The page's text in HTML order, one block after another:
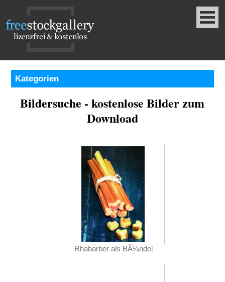
Kategorien
Bildersuche - kostenlose Bilder zum
Download
Rhabarber als BÃ¼ndel